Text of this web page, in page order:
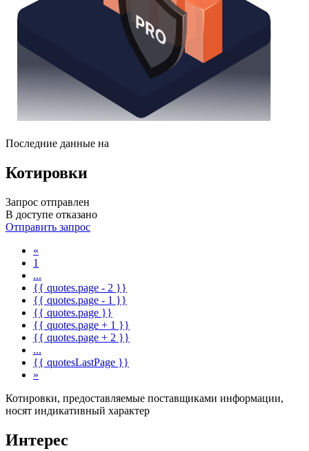
Последние данные на
Котировки
Запрос отправлен
В доступе отказано
Отправить запрос
«
1
...
{{ quotes.page - 2 }}
{{ quotes.page - 1 }}
{{ quotes.page }}
{{ quotes.page + 1 }}
{{ quotes.page + 2 }}
...
{{ quotesLastPage }}
»
Котировки, предоставляемые поставщиками информации,
носят индикативный характер
Интерес